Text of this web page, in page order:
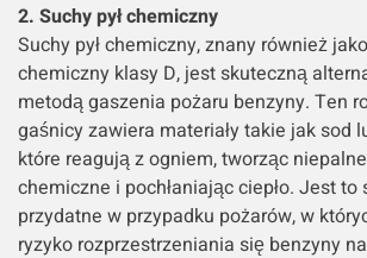
2. Suchy pył chemiczny
Suchy pył chemiczny, znany również
chemiczny klasy D, jest skuteczną
metodą gaszenia pożaru benzyny. Ten
gaśnicy zawiera materiały takie jak sod
które reagują z ogniem, tworząc
chemiczne i pochłaniając ciepło. Jest to
przydatne w przypadku pożarów, w
ryzyko rozprzestrzeniania się benzyny na